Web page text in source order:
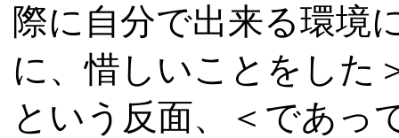
際に自分で出来る環境
に、惜しいことをした
という反面、＜であっ